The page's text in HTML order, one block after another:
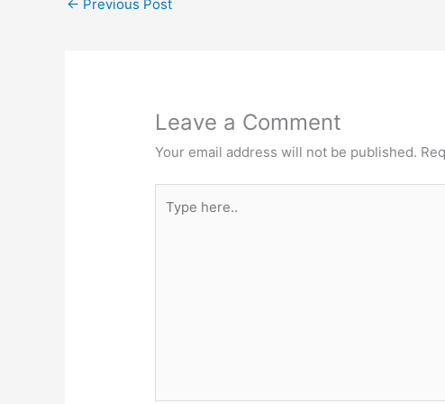
← Previous Post
Leave a Comment
Your email address will not be published.
here..